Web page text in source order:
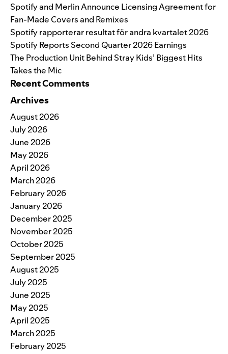
Spotify and Merlin Announce Licensing Agreement for
Fan-Made Covers and Remixes
Spotify rapporterar resultat för andra kvartalet 2026
Spotify Reports Second Quarter 2026 Earnings
The Production Unit Behind Stray Kids’ Biggest Hits
Takes the Mic
Recent Comments
Archives
August 2026
July 2026
June 2026
May 2026
April 2026
March 2026
February 2026
January 2026
December 2025
November 2025
October 2025
September 2025
August 2025
July 2025
June 2025
May 2025
April 2025
March 2025
February 2025